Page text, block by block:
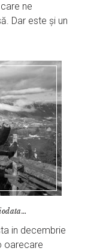
ne
Dar este și un
in decembrie
oarecare